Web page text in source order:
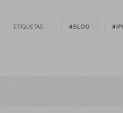
ETIQUETAS BLOG